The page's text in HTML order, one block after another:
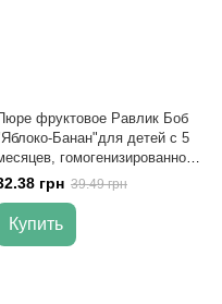
фруктовое Равлик Боб
Банан"для детей с 5
гомогенизированное
г
грн 39.49 грн
Купить